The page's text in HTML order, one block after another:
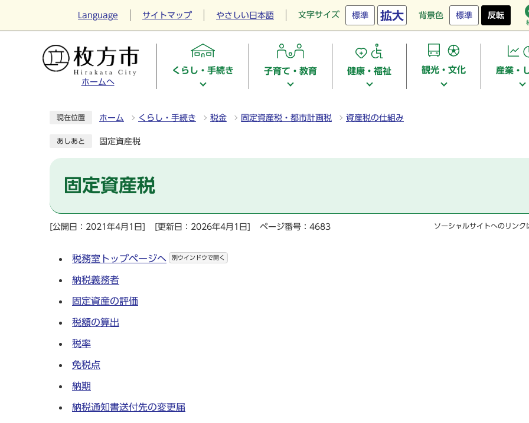
Language サイトマップ やさしい日本語 文字サイズ 標準 拡大 背景色 標準 反転
ホームへ
くらし・手続き 子育て・教育 健康・福祉 観光・文化 産業・
現在位置 ホーム くらし・手続き 税金 固定資産税・都市計画税 資産税の仕組み
あしあと 固定資産税
固定資産税
[公開日：2021年4月1日] [更新日：2026年4月1日] ページ番号：4683 ソーシャルサイトへのリンク
税務室トップページへ 別ウインドウで開く
納税義務者
固定資産の評価
税額の算出
税率
免税点
納期
納税通知書送付先の変更届